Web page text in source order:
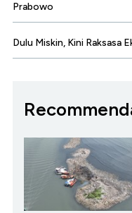
Prabowo
Dulu Miskin, Kini Raksasa